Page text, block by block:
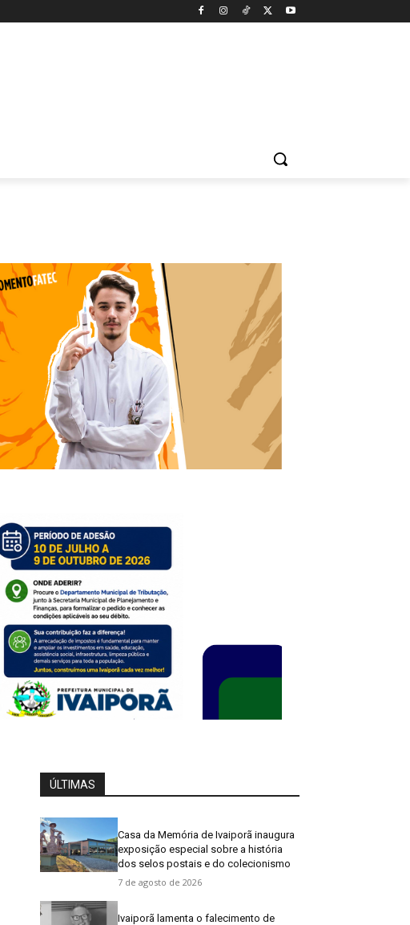
ÚLTIMAS
Casa da Memória de Ivaiporã inaugura
exposição especial sobre a história
dos selos postais e do colecionismo
7 de agosto de 2026
Ivaiporã lamenta o falecimento de